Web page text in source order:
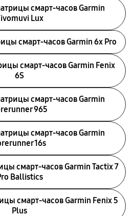
смарт-часов Garmin
Lux
смарт-часов Garmin 6x Pro
смарт-часов Garmin Fenix
6S
смарт-часов Garmin
965
смарт-часов Garmin
16s
смарт-часов Garmin Tactix 7
Ballistics
смарт-часов Garmin Fenix 5
Plus